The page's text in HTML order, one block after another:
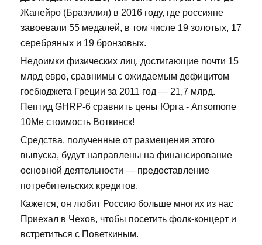
Жанейро (Бразилия) в 2016 году, где россияне
завоевали 55 медалей, в том числе 19 золотых, 17
серебряных и 19 бронзовых.
Недоимки физических лиц, достигающие почти 15
млрд евро, сравнимы с ожидаемым дефицитом
госбюджета Греции за 2011 год — 21,7 млрд.
Пептид GHRP-6 сравнить цены Юрга - Ansomone
10Me стоимость Воткинск!
Средства, полученные от размещения этого
выпуска, будут направлены на финансирование
основной деятельности — предоставление
потребительских кредитов.
Кажется, он любит Россию больше многих из нас
Приехал в Чехов, чтобы посетить фолк-концерт и
встретиться с Поветкиным.